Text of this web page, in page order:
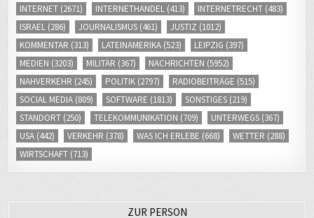
ISRAEL(286) JOURNALISMUS(461) JUSTIZ
(1012)
KOMMENTAR
(313) LATEINAMERIKA (523) LEIPZIG
MEDIEN(3203) MILITÄR(367) NACHRICHTEN(5952)
NAHVERKEHR(245) POLITIK (2797) RADIOBEITRÄGE
SOCIAL MEDIA (809) SOFTWARE(1813) SONSTIGES(219)
STANDORT(250) TELEKOMMUNIKATION (709) UNTERWEGS
USA(442) VERKEHR(378) WAS ICH ERLEBE (668) WETTER(288)
WIRTSCHAFT(713)